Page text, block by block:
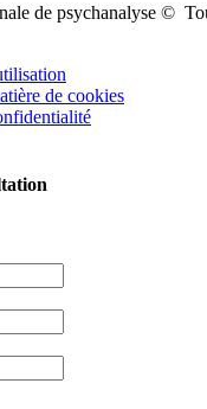
de psychanalyse ©
de cookies